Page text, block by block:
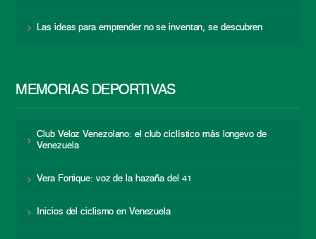
Las ideas para emprender no se inventan, se descubren
MEMORIAS DEPORTIVAS
Club Veloz Venezolano: el club ciclístico más longevo de
Venezuela
Vera Fortique: voz de la hazaña del 41
Inicios del ciclismo en Venezuela